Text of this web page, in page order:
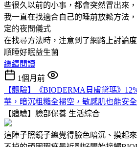
些很久以前的小事，都會突然冒出來
我一直在找適合自己的睡前放鬆方法
定的夜間儀式
在找尋方法時，注意到了網路上討論
順睡好眠益生菌
繼續閱讀
1個月前
【體驗】《BIODERMA貝膚黛瑪》
華，暗沉粗糙全掃空，敏感肌也能安
【體驗】臉部保養 生活綜合
這陣子照鏡子總覺得臉色暗沉、摸起